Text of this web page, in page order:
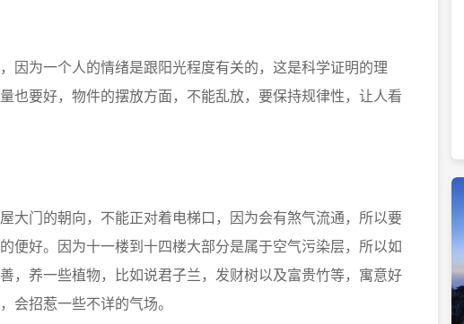
为一个人的情绪是跟阳光程度有关的，这是科学证明的理
也要好，物件的摆放方面，不能乱放，要保持规律性，让人看
门的朝向，不能正对着电梯口，因为会有煞气流通，所以要
便好。因为十一楼到十四楼大部分是属于空气污染层，所以如
，养一些植物，比如说君子兰，发财树以及富贵竹等，寓意好
会招惹一些不详的气场。